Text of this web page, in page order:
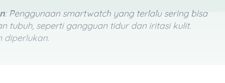
: Penggunaan smartwatch yang terlalu sering bisa
tubuh, seperti gangguan tidur dan iritasi kulit.
diperlukan.